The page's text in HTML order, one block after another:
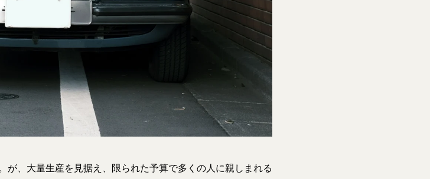
が、大量生産を見据え、限られた予算で多くの人に親しまれる